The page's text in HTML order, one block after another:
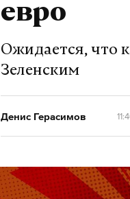
евро
Ожидается, что
Зеленским
Денис Герасимов